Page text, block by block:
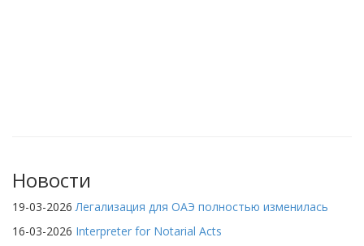
Новости
19-03-2026 Легализация для ОАЭ полностью изменилась
16-03-2026 Interpreter for Notarial Acts